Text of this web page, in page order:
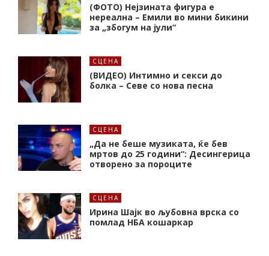
(ФОТО) Нејзината фигура е
нереална – Емили во мини бикини
за „збогум на јули“
СЦЕНА
(ВИДЕО) Интимно и секси до
болка – Севе со нова песна
СЦЕНА
„Да не беше музиката, ќе бев
мртов до 25 години“: Десингерица
отворено за пороците
СЦЕНА
Ирина Шајк во љубовна врска со
помлад НБА кошаркар